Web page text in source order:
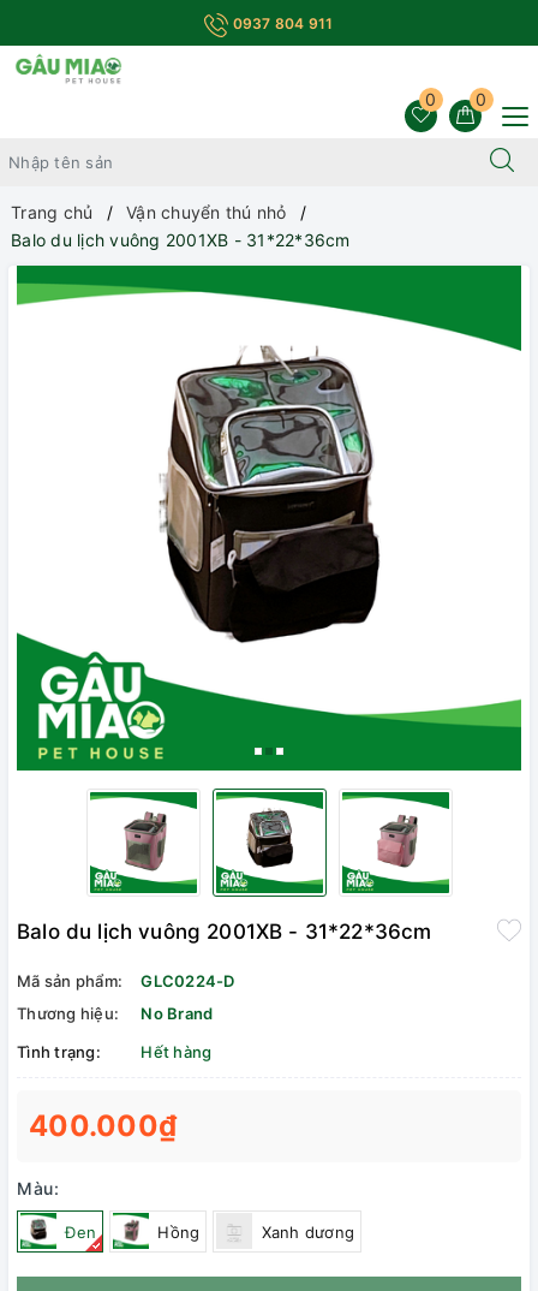
0937 804 911
0
0
Trang chủ
Vận chuyển thú nhỏ
Balo du lịch vuông 2001XB - 31*22*36cm
Balo du lịch vuông 2001XB - 31*22*36cm
Mã sản phẩm:
GLC0224-D
Thương hiệu:
No Brand
Tình trạng:
Hết hàng
400.000₫
Màu:
Đen Hồng Xanh dương